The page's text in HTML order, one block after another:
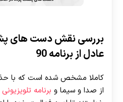
بررسی نقش دست های
عادل از برنامه 90
کاملا مشخص شده است که با
از صدا و سیما و برنامه تلویزیونی 90